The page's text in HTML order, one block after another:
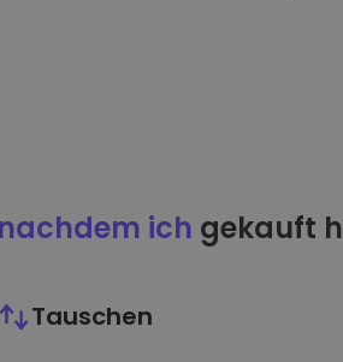
nachdem ich gekauft
Tauschen